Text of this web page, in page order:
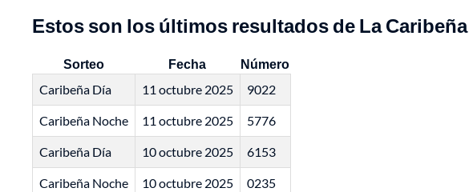
Estos son los últimos resultados de La Caribeña
Sorteo Fecha
Número
Caribeña Día
11 octubre 2025 9022
Caribeña Noche 11 octubre 2025 5776
Caribeña Día 10 octubre 2025 6153
Caribeña Noche 10 octubre 2025 0235